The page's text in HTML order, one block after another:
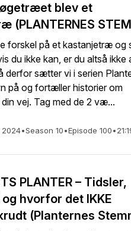
blev et
(PLANTERNES
forskel på et kastanjetræ og
du ikke kan, er du altså ikke
derfor sætter vi i serien
på og fortæller historier om
vej. Tag med de 2 væ...
2024•Season 10•Episode 100•
PLANTER – Tidsler,
hvorfor det IKKE
(Planternes